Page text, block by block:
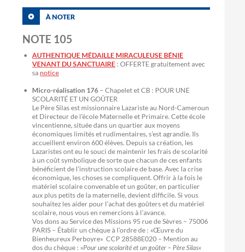
À NOTER
NOTE 105
AUTHENTIQUE MÉDAILLE MIRACULEUSE BÉNIE
VENANT DU SANCTUAIRE : OFFERTE gratuitement avec
sa notice
Micro-réalisation 176 – Chapelet et CB : POUR UNE
SCOLARITÉ ET UN GOÛTER
Le Père Silas est missionnaire Lazariste au Nord-Cameroun
et Directeur de l’école Maternelle et Primaire. Cette école
vincentienne, située dans un quartier aux moyens
économiques limités et rudimentaires, s’est agrandie. Ils
accueillent environ 600 élèves. Depuis sa création, les
Lazaristes ont eu le souci de maintenir les frais de scolarité
à un coût symbolique de sorte que chacun de ces enfants
bénéficient de l’instruction scolaire de base. Avec la crise
économique, les choses se compliquent. Offrir à la fois le
matériel scolaire convenable et un goûter, en particulier
aux plus petits de la maternelle, devient difficile. Si vous
souhaitez les aider pour l’achat des goûters et du matériel
scolaire, nous vous en remercions à l’avance.
Vos dons au Service des Missions 95 rue de Sèvres – 75006
PARIS – Établir un chèque à l’ordre de : «Œuvre du
Bienheureux Perboyre» CCP 28588E020 – Mention au
dos du chèque : »Pour une scolarité et un goûter – Père Silas«